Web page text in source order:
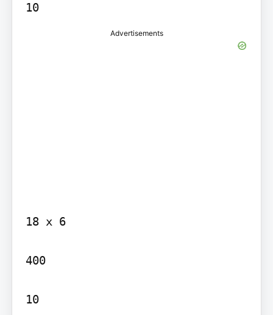
10
Advertisements
18 x 6
400
10